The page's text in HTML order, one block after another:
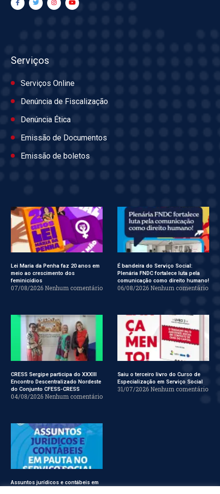
Serviços
Serviços Online
Denúncia de Fiscalização
Denúncia Ética
Emissão de Documentos
Emissão de boletos
Lei Maria da Penha faz 20 anos em
meio ao crescimento dos
feminicídios
07/08/2026 Nenhum comentário
É bandeira do Serviço Social:
Plenária FNDC fortalece luta pela
comunicação como direito humano!
06/08/2026 Nenhum comentário
CRESS Sergipe participa do XXXIII
Encontro Descentralizado Nordeste
do Conjunto CFESS-CRESS
04/08/2026 Nenhum comentário
Saiu o terceiro livro do Curso de
Especialização em Serviço Social
31/07/2026 Nenhum comentário
Assuntos jurídicos e contábeis em